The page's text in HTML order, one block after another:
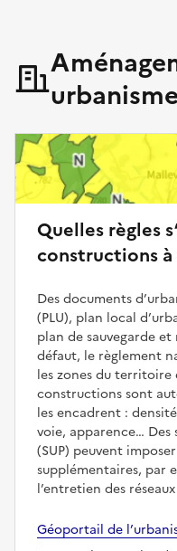
urbanisme
Quelles règles
constructions à
Des documents
(PLU), plan local
plan de sauvegarde et
défaut, le règlement
les zones du territoire
constructions sont
les encadrent :
voie, apparence… Des
(SUP) peuvent
supplémentaires, par
l’entretien des
Géoportail de